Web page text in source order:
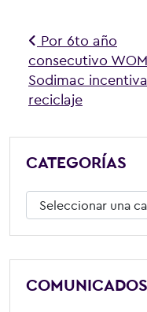
Navegación
Por 6to año
consecutivo
Sodimac
reciclaje
CATEGORÍAS
Categorías
COMUNICADOS